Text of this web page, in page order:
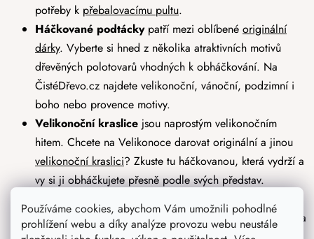
Používáme cookies, abychom Vám umožnili pohodlné
prohlížení webu a díky analýze provozu webu neustále
potřeby k přebalovacímu pultu.
Háčkované podtáckypatří mezi oblíbené originální
dárky. Vyberte si hned z několika atraktivních motivů
dřevěných polotovarů vhodných k obháčkování. Na
ČistéDřevo.cz najdete velikonoční, vánoční, podzimní i
boho nebo provence motivy.
Velikonoční kraslice jsou naprostým velikonočním
hitem. Chcete na Velikonoce darovat originální a jinou
velikonoční kraslici? Zkuste tu háčkovanou, která vydrží a
vy si ji obháčkujete přesně podle svých představ.
nejrůznějších designech můžete použít i jako dekorace na